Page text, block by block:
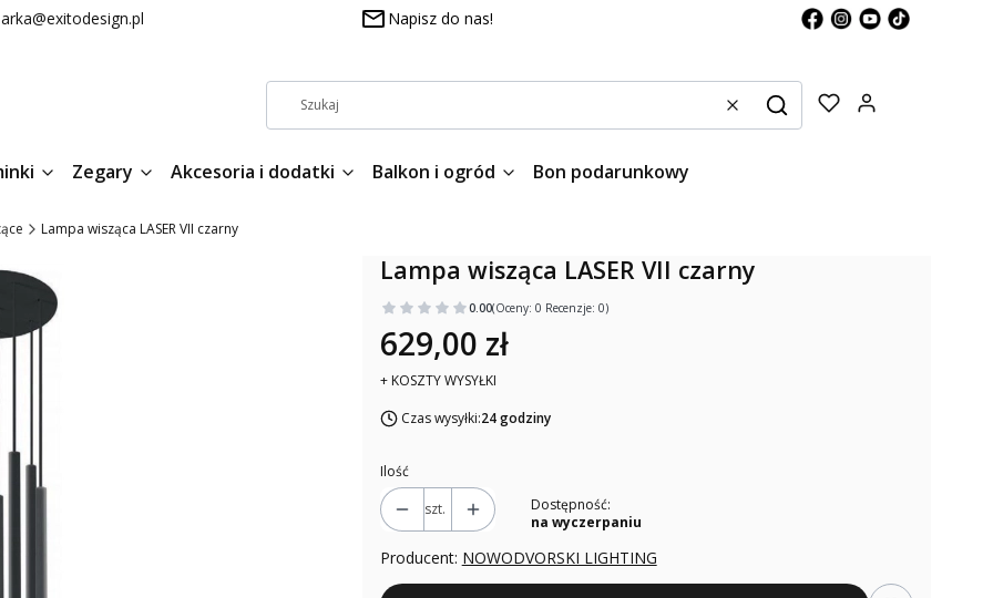
Napisz do nas!
WyczyśćSzukaj
Zegary Akcesoria i dodatki Balkon i ogród Bon podarunkowy
Lampa wisząca LASER VII czarny
Lampa wisząca LASER VII czarny
0.00(Oceny: 0 Recenzje: 0)
629,00 zł
+ KOSZTY WYSYŁKI
Czas wysyłki:24 godziny
Ilość
szt.
Dostępność:
na wyczerpaniu
Producent: NOWODVORSKI LIGHTING